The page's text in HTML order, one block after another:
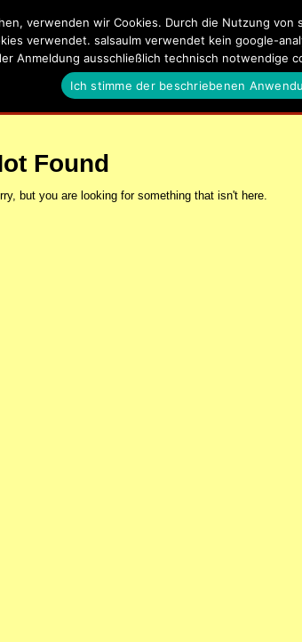
Kizomba, Zouk und Latin Events in Ulm,
Found
but you are looking for something that isn't here.
verwenden wir Cookies. Durch die Nutzung
verwendet. salsaulm verwendet kein google-
Anmeldung ausschließlich technisch notwendige
Ich stimme der beschriebenen